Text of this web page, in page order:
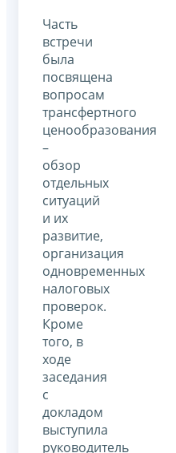
Часть
встречи
была
посвящена
вопросам
трансфертного
ценообразования
–
обзор
отдельных
ситуаций
и их
развитие,
организация
одновременных
налоговых
проверок.
Кроме
того, в
ходе
заседания
с
докладом
выступила
руководитель